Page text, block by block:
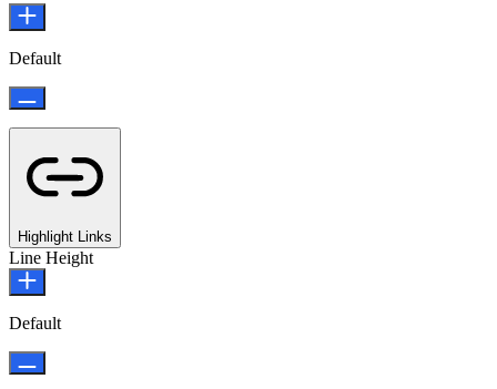
Default
Highlight Links
Line Height
Default